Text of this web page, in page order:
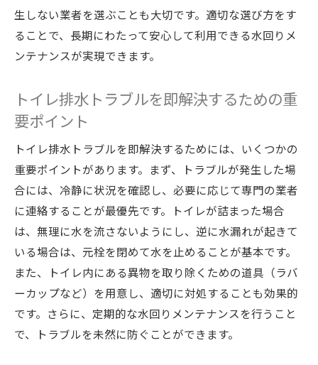
生しない業者を選ぶことも大切です。適切な選び方をす
ることで、長期にわたって安心して利用できる水回りメ
ンテナンスが実現できます。
トイレ排水トラブルを即解決するための重
要ポイント
トイレ排水トラブルを即解決するためには、いくつかの
重要ポイントがあります。まず、トラブルが発生した場
合には、冷静に状況を確認し、必要に応じて専門の業者
に連絡することが最優先です。トイレが詰まった場合
は、無理に水を流さないようにし、逆に水漏れが起きて
いる場合は、元栓を閉めて水を止めることが基本です。
また、トイレ内にある異物を取り除くための道具（ラバ
ーカップなど）を用意し、適切に対処することも効果的
です。さらに、定期的な水回りメンテナンスを行うこと
で、トラブルを未然に防ぐことができます。